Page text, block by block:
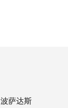
波萨达斯